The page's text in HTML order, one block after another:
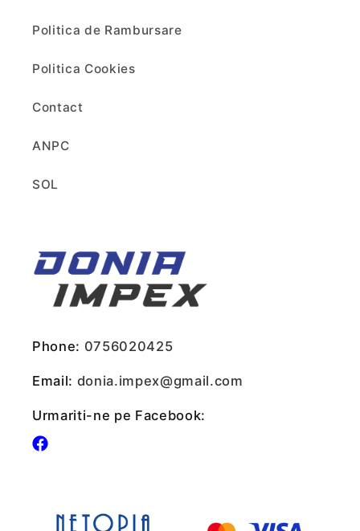
Politica de Rambursare
Politica Cookies
Contact
ANPC
SOL
Phone: 0756020425
Email: donia.impex@gmail.com
Urmariti-ne pe Facebook:
Facebook